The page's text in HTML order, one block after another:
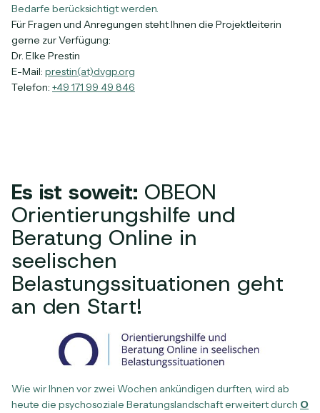
Bedarfe berücksichtigt werden.
Für Fragen und Anregungen steht Ihnen die Projektleiterin
gerne zur Verfügung:
Dr. Elke Prestin
E-Mail: prestin(at)dvgp.org
Telefon: +49 171 99 49 846
Es ist soweit: OBEON
Orientierungshilfe und
Beratung Online in
seelischen
Belastungssituationen geht
an den Start!
Wie wir Ihnen vor zwei Wochen ankündigen durften, wird ab
heute die psychosoziale Beratungslandschaft erweitert durch O